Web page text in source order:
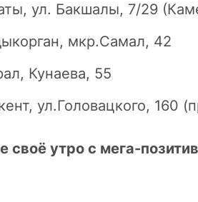
ул. Бакшалы, 7/29
мкр.Самал, 42
Кунаева, 55
ул.Головацкого, 160
своё утро с мега-